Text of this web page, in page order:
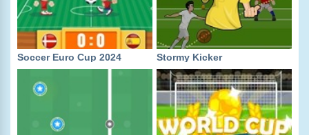
Soccer Euro Cup 2024 Stormy Kicker